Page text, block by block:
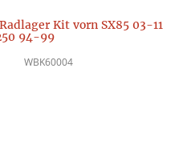
Kit vorn SX85 03-11
94-99
WBK60004